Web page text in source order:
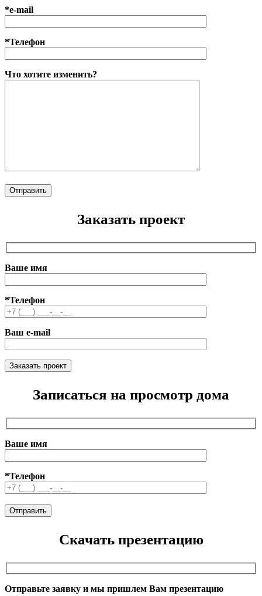
*e-mail
*Телефон
Что хотите изменить?
Заказать проект
Ваше имя
*Телефон
Ваш e-mail
Записаться на просмотр дома
Ваше имя
*Телефон
Скачать презентацию
Отправьте заявку и мы пришлем Вам презентацию